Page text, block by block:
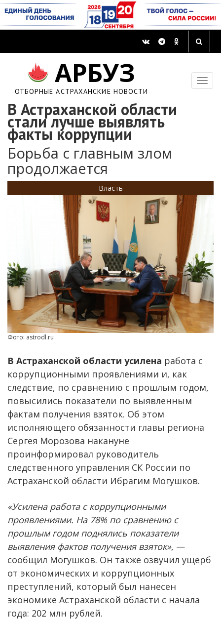
АРБУЗ
ОТБОРНЫЕ АСТРАХАНСКИЕ НОВОСТИ
В Астраханской области
стали лучше выявлять
факты коррупции
Борьба с главным злом
продолжается
Власть
Фото: astrodl.ru
В Астраханской области усилена работа с
коррупционными проявлениями и, как
следствие, по сравнению с прошлым годом,
повысились показатели по выявленным
фактам получения взяток. Об этом
исполняющего обязанности главы региона
Сергея Морозова накануне
проинформировал руководитель
следственного управления СК России по
Астраханской области Ибрагим Могушков.
«Усилена работа с коррупционными
проявлениями. На 78% по сравнению с
прошлым годом поднялись показатели
выявления фактов получения взяток», —
сообщил Могушков. Он также озвучил ущерб
от экономических и коррупционных
преступлений, который был нанесен
экономике Астраханской области с начала
года: 202 млн рублей.